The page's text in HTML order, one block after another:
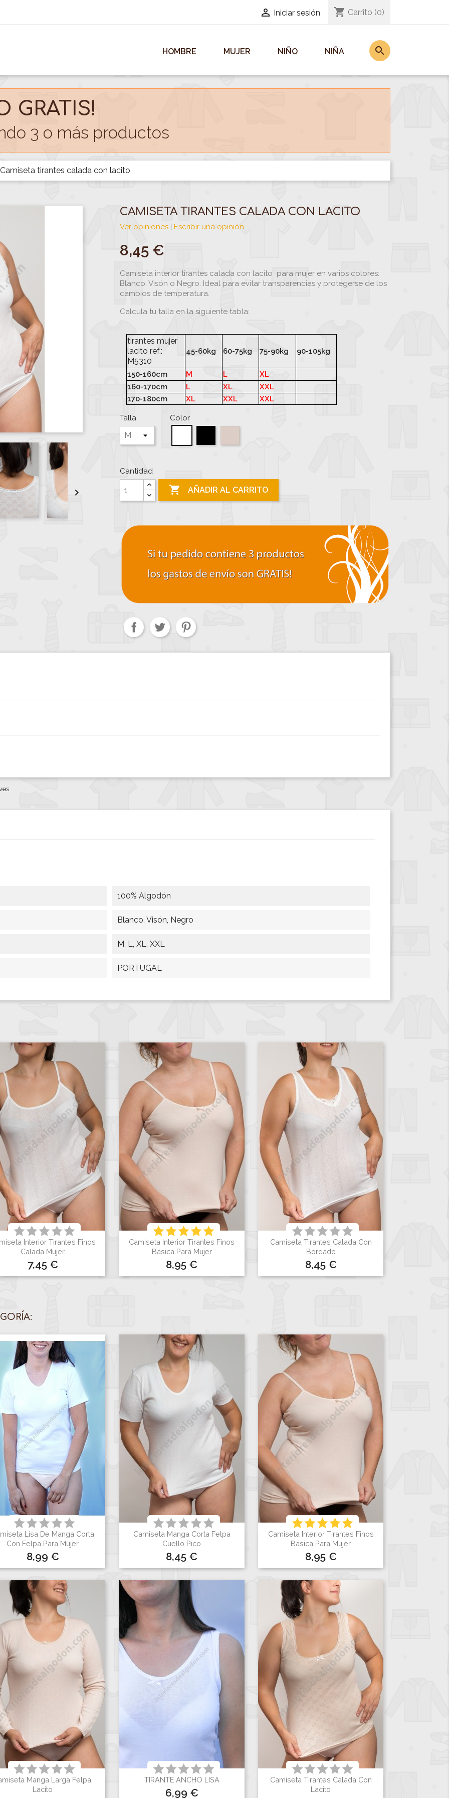
 Iniciar sesión shopping_cart Carrito (0)
HOMBRE MUJER NIÑO NIÑA search
GRATIS!
3 o más productos
Camiseta tirantes calada con lacito

CAMISETA TIRANTES CALADA CON LACITO
Ver opiniones | Escribir una opinión
8,45 €
Camiseta interior tirantes calada con lacito para mujer en varios colores:
Blanco, Visón o Negro. Ideal para evitar transparencias y protegerse de los
cambios de temperatura.
Calcula tu talla en la siguiente tabla:
tirantes mujer
lacito ref.:
M5310
45-60kg 60-75kg 75-90kg 90-105kg
150-160cm M L
XL
160-170cm
L XL
XXL
170-180cm
XL XXL XXL
Talla Color
Cantidad
 AÑADIR AL CARRITO
100% Algodón
Blanco, Visón, Negro
M, L, XL, XXL
PORTUGAL
Interior Tirantes Finos
Calada Mujer
Precio
7,45 €
Vista rápida
Blanco
Camiseta Interior Tirantes Finos
Básica Para Mujer
Precio
8,95 €
Vista rápida
BlancoNegro
Camiseta Tirantes Calada Con
Bordado
Precio
8,45 €
Vista rápida
Blanco
Lisa De Manga Corta
Con Felpa Para Mujer
Precio
8,99 €
Vista rápida
Blanco
Camiseta Manga Corta Felpa
Cuello Pico
Precio
8,45 €
Vista rápida
Blanco
Camiseta Interior Tirantes Finos
Básica Para Mujer
Precio
8,95 €
Vista rápida
BlancoNegro
Manga Larga Felpa,
Lacito
Vista rápida
TIRANTE ANCHO LISA
Precio
6,99 €
Vista rápida
Camiseta Tirantes Calada Con
Lacito
Vista rápida